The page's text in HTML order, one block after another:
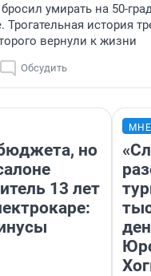
умирать на 50-
Трогательная история
вернули к жизни
Обсудить
но
13 лет